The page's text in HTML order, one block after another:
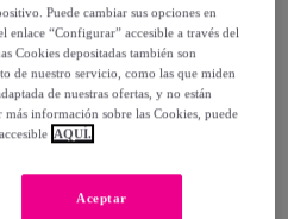
Puede cambiar sus opciones en
“Configurar” accesible a través del
Cookies depositadas también son
de nuestro servicio, como las que miden
de nuestras ofertas, y no están
más información sobre las Cookies, puede
AQUÍ.
Aceptar